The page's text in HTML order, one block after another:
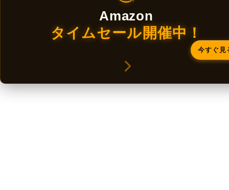
Amazon
タイムセール開催中！
今すぐ見